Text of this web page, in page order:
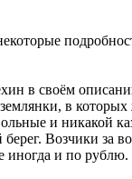
в своём
в
и никакой
Возчики за
иногда и по рублю.